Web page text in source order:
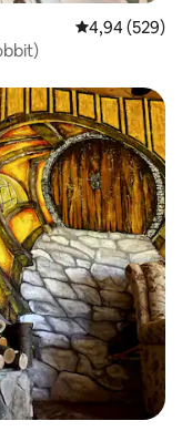
4,94 de uma
4,94 (529)